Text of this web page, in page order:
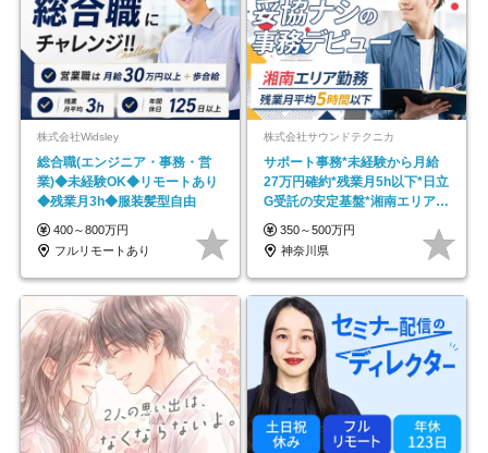
株式会社Widsley
総合職(エンジニア・事務・営
業)◆未経験OK◆リモートあり
◆残業月3h◆服装髪型自由
400～800万円
フルリモートあり
株式会社サウンドテクニカ
サポート事務*未経験から月給
27万円確約*残業月5h以下*日立
G受託の安定基盤*湘南エリア勤
務
350～500万円
神奈川県